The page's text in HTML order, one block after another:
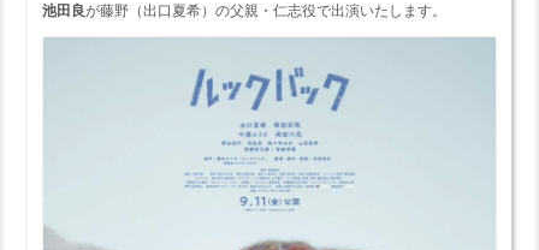
池田良が藤野（出口夏希）の父親・仁志役で出演いたします。